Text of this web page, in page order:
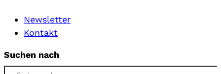
Newsletter
Kontakt
Suchen nach